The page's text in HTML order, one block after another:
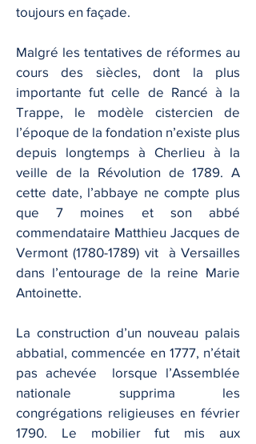
toujours en façade.
Malgré les tentatives de réformes au
cours des siècles, dont la plus
importante fut celle de Rancé à la
Trappe, le modèle cistercien de
l’époque de la fondation n’existe plus
depuis longtemps à Cherlieu à la
veille de la Révolution de 1789. A
cette date, l’abbaye ne compte plus
que 7 moines et son abbé
commendataire Matthieu Jacques de
Vermont(1780-1789) vit à Versailles
dans l’entourage de la reine Marie
Antoinette.
La construction d’un nouveau palais
abbatial, commencée en 1777, n’était
pas achevée lorsque l’Assemblée
nationale supprima les
congrégations religieuses en février
1790. Le mobilier fut mis aux